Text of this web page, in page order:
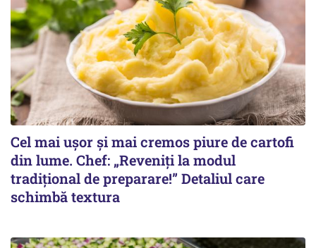
Cel mai ușor și mai cremos piure de cartofi
din lume. Chef: „Reveniți la modul
tradițional de preparare!” Detaliul care
schimbă textura